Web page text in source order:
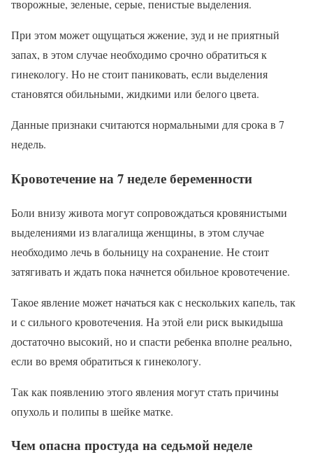
творожные, зеленые, серые, пенистые выделения.
При этом может ощущаться жжение, зуд и не приятный
запах, в этом случае необходимо срочно обратиться к
гинекологу. Но не стоит паниковать, если выделения
становятся обильными, жидкими или белого цвета.
Данные признаки считаются нормальными для срока в 7
недель.
Кровотечение на 7 неделе беременности
Боли внизу живота могут сопровождаться кровянистыми
выделениями из влагалища женщины, в этом случае
необходимо лечь в больницу на сохранение. Не стоит
затягивать и ждать пока начнется обильное кровотечение.
Такое явление может начаться как с нескольких капель, так
и с сильного кровотечения. На этой ели риск выкидыша
достаточно высокий, но и спасти ребенка вполне реально,
если во время обратиться к гинекологу.
Так как появлению этого явления могут стать причины
опухоль и полипы в шейке матке.
Чем опасна простуда на седьмой неделе